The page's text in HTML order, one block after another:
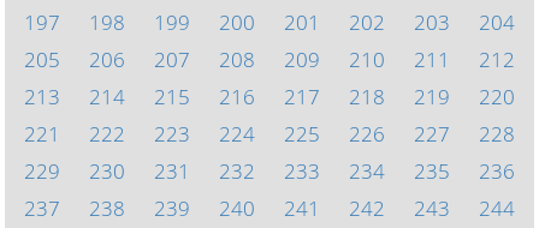
197
198 199 200 201 202 203
204
205
206 207 208 209 210 211
212
213
214 215 216 217 218 219
220
221
222 223 224 225 226 227
228
229
230 231 232 233 234 235
236
237
238 239 240 241 242 243
244